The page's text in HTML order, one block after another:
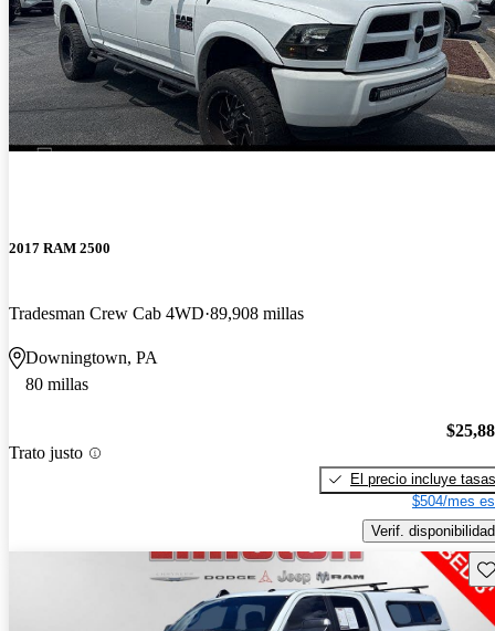
2017 RAM 2500
Tradesman Crew Cab 4WD 89,908 millas
Downingtown, PA
80 millas
Trato justo
El precio incluye tasas
$504/mes
Verif. disponibilidad